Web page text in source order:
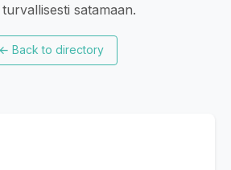
satamaan.
← Back to directory